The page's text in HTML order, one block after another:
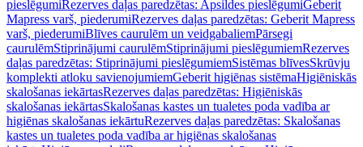
pieslēgumiRezerves daļas paredzētas: Apsildes pieslēgumiGeberit
Mapress varš, piederumiRezerves daļas paredzētas: Geberit Mapress
varš, piederumiBlīves caurulēm un veidgabaliemPārsegi
caurulēmStiprinājumi caurulēmStiprinājumi pieslēgumiemRezerves
daļas paredzētas: Stiprinājumi pieslēgumiemSistēmas blīvesSkrūvju
komplekti atloku savienojumiemGeberit higiēnas sistēmaHigiēniskās
skalošanas iekārtasRezerves daļas paredzētas: Higiēniskās
skalošanas iekārtasSkalošanas kastes un tualetes poda vadība ar
higiēnas skalošanas iekārtuRezerves daļas paredzētas: Skalošanas
kastes un tualetes poda vadība ar higiēnas skalošanas